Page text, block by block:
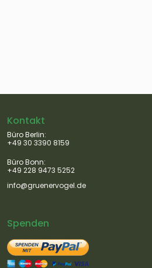
Kontakt
Büro Berlin:
+49 30 3390 8159
Büro Bonn:
+49 228 9473 5252
info@gruenervogel.de
Spenden